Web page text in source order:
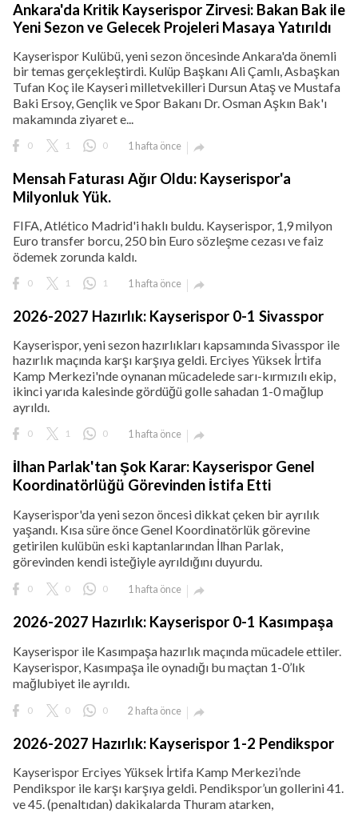
Ankara'da Kritik Kayserispor Zirvesi: Bakan Bak ile
Yeni Sezon ve Gelecek Projeleri Masaya Yatırıldı
Kayserispor Kulübü, yeni sezon öncesinde Ankara'da önemli
bir temas gerçekleştirdi. Kulüp Başkanı Ali Çamlı, Asbaşkan
Tufan Koç ile Kayseri milletvekilleri Dursun Ataş ve Mustafa
Baki Ersoy, Gençlik ve Spor Bakanı Dr. Osman Aşkın Bak'ı
makamında ziyaret e...
0 1 0 1 hafta önce 
Mensah Faturası Ağır Oldu: Kayserispor'a
Milyonluk Yük.
FIFA, Atlético Madrid'i haklı buldu. Kayserispor, 1,9 milyon
Euro transfer borcu, 250 bin Euro sözleşme cezası ve faiz
ödemek zorunda kaldı.
0 1 1 1 hafta önce 
2026-2027 Hazırlık: Kayserispor 0-1 Sivasspor
Kayserispor, yeni sezon hazırlıkları kapsamında Sivasspor ile
hazırlık maçında karşı karşıya geldi. Erciyes Yüksek İrtifa
Kamp Merkezi'nde oynanan mücadelede sarı-kırmızılı ekip,
ikinci yarıda kalesinde gördüğü golle sahadan 1-0 mağlup
ayrıldı.
0 1 0 1 hafta önce 
İlhan Parlak'tan Şok Karar: Kayserispor Genel
Koordinatörlüğü Görevinden İstifa Etti
Kayserispor'da yeni sezon öncesi dikkat çeken bir ayrılık
yaşandı. Kısa süre önce Genel Koordinatörlük görevine
getirilen kulübün eski kaptanlarından İlhan Parlak,
görevinden kendi isteğiyle ayrıldığını duyurdu.
0 0 0 1 hafta önce 
2026-2027 Hazırlık: Kayserispor 0-1 Kasımpaşa
Kayserispor ile Kasımpaşa hazırlık maçında mücadele ettiler.
Kayserispor, Kasımpaşa ile oynadığı bu maçtan 1-0’lık
mağlubiyet ile ayrıldı.
0 0 0 2 hafta önce 
2026-2027 Hazırlık: Kayserispor 1-2 Pendikspor
Kayserispor Erciyes Yüksek İrtifa Kamp Merkezi’nde
Pendikspor ile karşı karşıya geldi. Pendikspor’un gollerini 41.
ve 45. (penaltıdan) dakikalarda Thuram atarken,